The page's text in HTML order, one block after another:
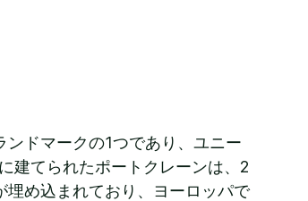
ドマークの1つであり、ユニー
建てられたポートクレーンは、2
め込まれており、ヨーロッパで